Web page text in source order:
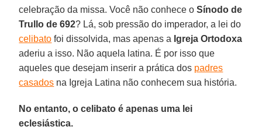
celebração da missa. Você não conhece oSínodo de
Trullo de 692? Lá, sob pressão do imperador, a lei do
celibato foi dissolvida, mas apenas a Igreja Ortodoxa
aderiu a isso. Não aquela latina. É por isso que
aqueles que desejam inserir a prática dos padres
casados na Igreja Latina não conhecem sua história.
No entanto, o celibato é apenas uma lei
eclesiástica.